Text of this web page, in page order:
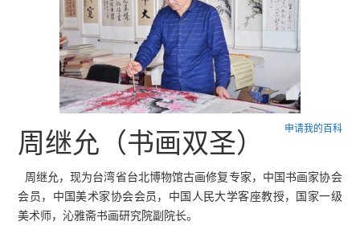
申请我的百科
周继允（书画双圣）
周继允，现为台湾省台北博物馆古画修复专家，中国书画家协会
会员，中国美术家协会会员，中国人民大学客座教授，国家一级
美术师，沁雅斋书画研究院副院长。